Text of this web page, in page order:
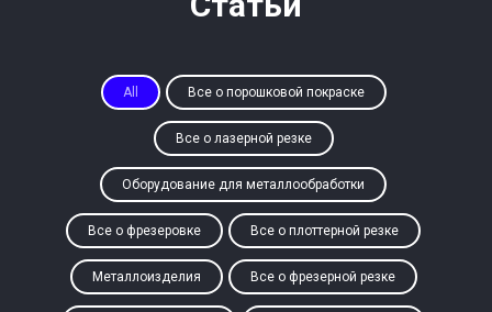
All Все о порошковой покраске
Все о лазерной резке
Оборудование для металлообработки
Все о фрезеровке Все о плоттерной резке
Металлоизделия Все о фрезерной резке